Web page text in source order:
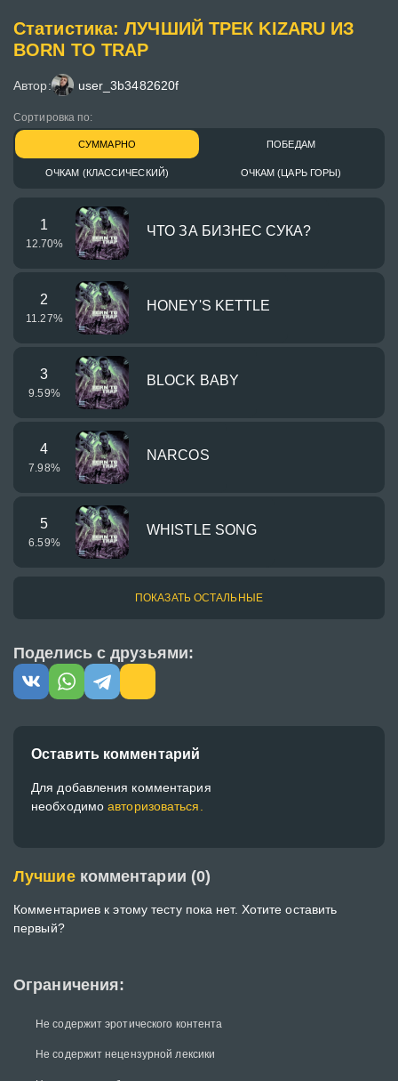
Статистика: ЛУЧШИЙ ТРЕК KIZARU ИЗ
BORN TO TRAP
Автор: user_3b3482620f
Сортировка по:
СУММАРНО ПОБЕДАМ
ОЧКАМ (КЛАССИЧЕСКИЙ) ОЧКАМ (ЦАРЬ ГОРЫ)
1
12.70%
ЧТО ЗА БИЗНЕС СУКА?
2
11.27%
HONEY'S KETTLE
3
9.59%
BLOCK BABY
4
7.98%
NARCOS
5
6.59%
WHISTLE SONG
ПОКАЗАТЬ ОСТАЛЬНЫЕ
Поделись с друзьями:
Ограничения:
Не содержит эротического контента
Не содержит нецензурной лексики
Оставить комментарий
Для добавления комментария
необходимоавторизоваться.
Лучшие комментарии (0)
Комментариев к этому тесту пока нет. Хотите оставить
первый?